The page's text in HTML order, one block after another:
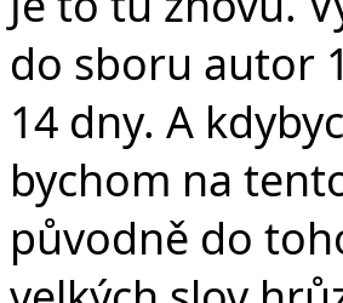
do sboru autor
14 dny. A
bychom na
původně do